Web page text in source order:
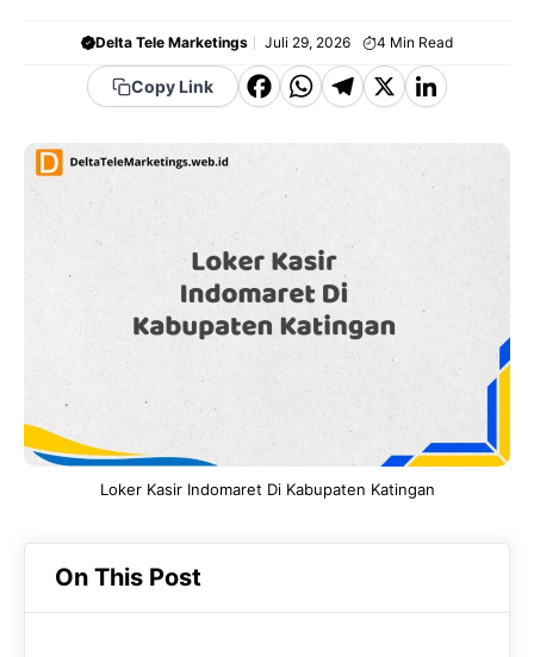
Delta Tele Marketings Juli 29, 2026 4 Min Read
Copy Link
F
e
o
o
W
a
t
s
A
p
T
g
a
m
X Li
k
e
Loker Kasir Indomaret Di Kabupaten Katingan
On This Post